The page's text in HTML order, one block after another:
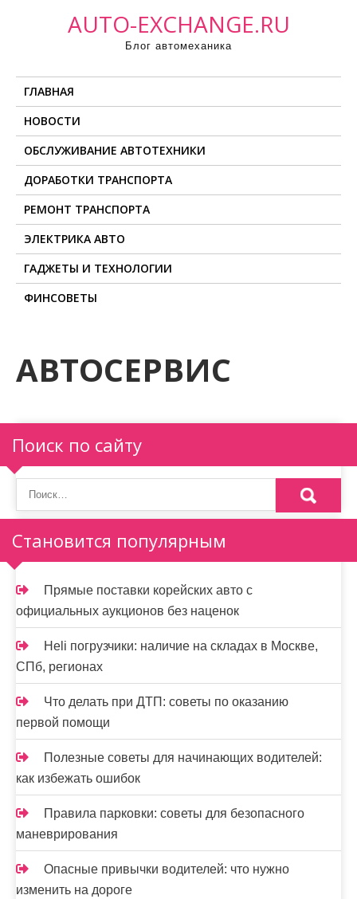
у
AUTO-EXCHANGE.RU
Блог автомеханика
ГЛАВНАЯ
НОВОСТИ
ОБСЛУЖИВАНИЕ АВТОТЕХНИКИ
ДОРАБОТКИ ТРАНСПОРТА
РЕМОНТ ТРАНСПОРТА
ЭЛЕКТРИКА АВТО
ГАДЖЕТЫ И ТЕХНОЛОГИИ
ФИНСОВЕТЫ
АВТОСЕРВИС
Поиск по сайту
Становится популярным
Прямые поставки корейских авто с
официальных аукционов без наценок
Heli погрузчики: наличие на складах в Москве,
СПб, регионах
Что делать при ДТП: советы по оказанию
первой помощи
Полезные советы для начинающих водителей:
как избежать ошибок
Правила парковки: советы для безопасного
маневрирования
Опасные привычки водителей: что нужно
изменить на дороге